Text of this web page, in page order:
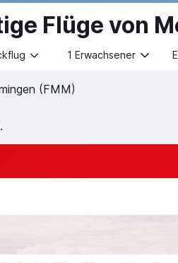
Flüge von
1 Erwachsener